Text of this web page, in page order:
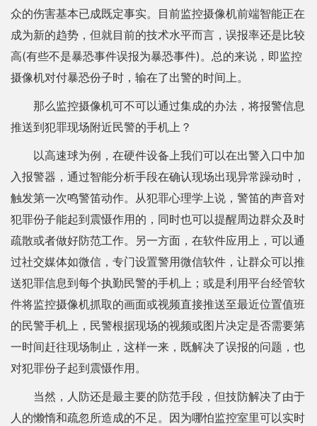
众的伤害基本已成既定事实。目前监控摄像机前端智能正在
成为新的趋势，但就目前的技术水平而言，误报率还是比较
高(有些不是暴恐事件误报为暴恐事件)。总的来说，即监控
摄像机对付暴恐份子时，输在了出警的时间上。
那么监控摄像机可不可以通过集成的办法，将报警信息
推送到犯罪现场附近民警的手机上？
以高速球为例，在硬件设备上我们可以在出警入口中加
入报警器，通过智能分析手段在确认现场出现异常躁动时，
触发第一次鸣警笛动作。从犯罪心理学上说，警笛的声音对
犯罪份子能起到震慑作用的，同时也可以提醒周边群众及时
疏散或者做好防范工作。另一方面，在软件应用上，可以通
过社交媒体如微信，专门设置警用微信软件，让群众可以推
送犯罪信息到每个执勤民警的手机上；或是利用平台经管软
件将监控摄像机抓取的画面或视频直接推送至最近位置值班
的民警手机上，民警根据现场的视频或图片决定是否需要第
一时间赶往现场制止，这样一来，既解决了误报的问题，也
对犯罪份子起到震慑作用。
当然，人防还是最主要的防范手段，但技防解决了由于
人的懒惰和疏忽所造成的不足。因为哪怕监控室里可以实时